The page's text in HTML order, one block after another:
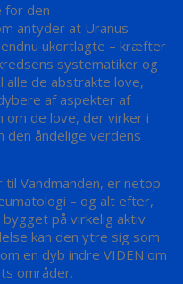
for den
antyder at Uranus
ukortlagte – kræfter
systematiker og
alle de abstrakte love,
af aspekter af
om de love, der virker i
den åndelige verdens
Vandmanden, er netop
– og alt efter,
på virkelig aktiv
kan den ytre sig som
en dyb indre VIDEN om
områder.